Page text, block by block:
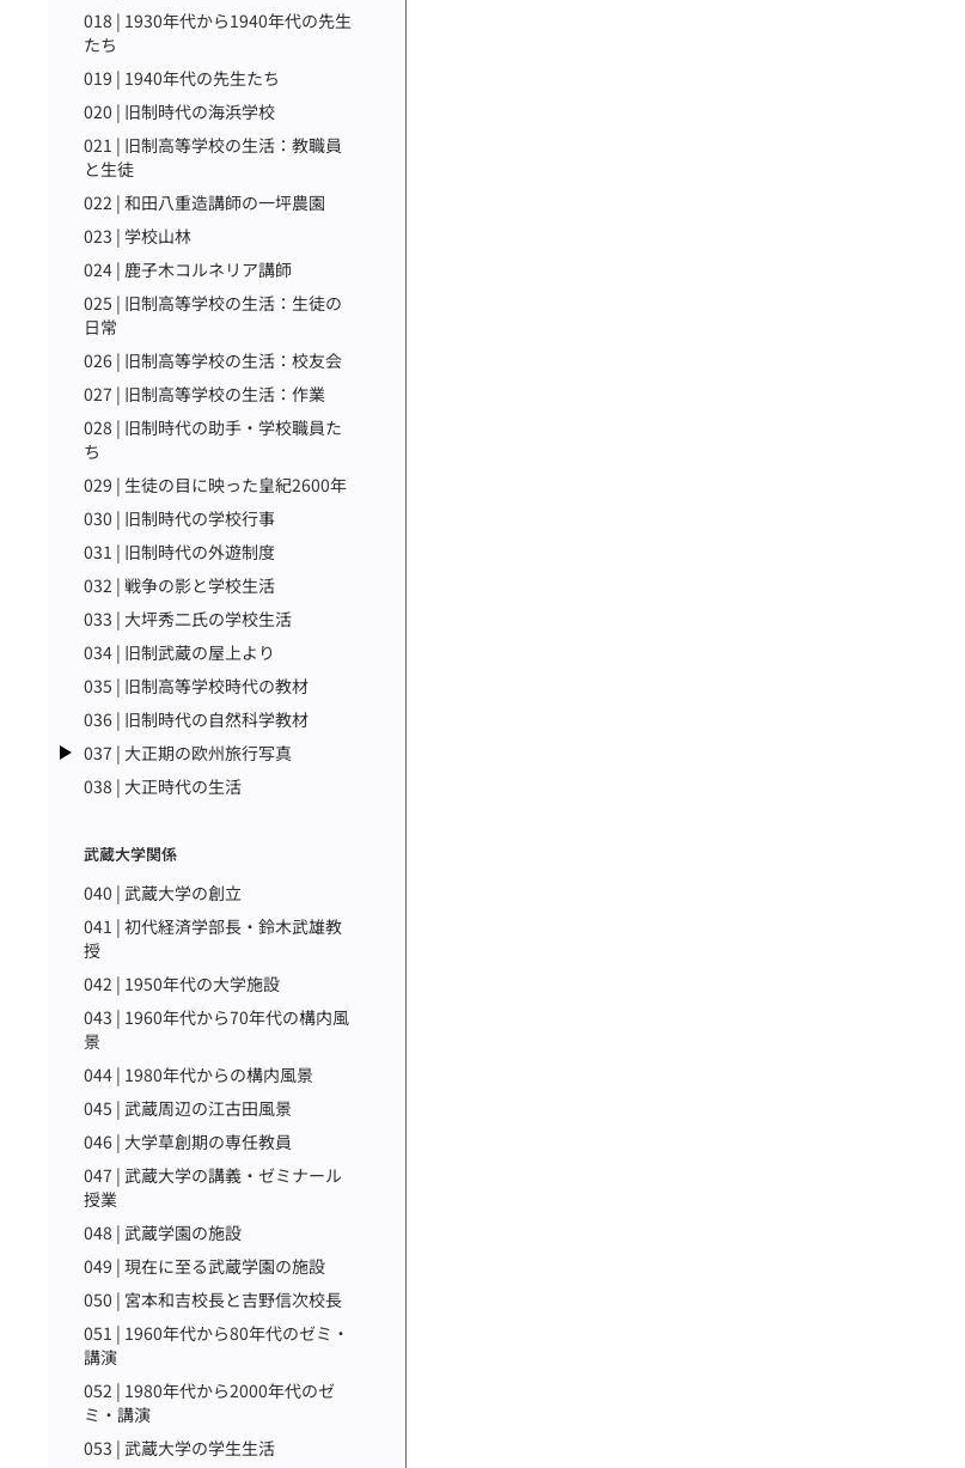
018 | 1930年代から1940年代の先生
たち
019 | 1940年代の先生たち
020 | 旧制時代の海浜学校
021 | 旧制高等学校の生活：教職員
と生徒
022 | 和田八重造講師の一坪農園
023 | 学校山林
024 | 鹿子木コルネリア講師
025 | 旧制高等学校の生活：生徒の
日常
026 | 旧制高等学校の生活：校友会
027 | 旧制高等学校の生活：作業
028 | 旧制時代の助手・学校職員た
ち
029 | 生徒の目に映った皇紀2600年
030 | 旧制時代の学校行事
031 | 旧制時代の外遊制度
032 | 戦争の影と学校生活
033 | 大坪秀二氏の学校生活
034 | 旧制武蔵の屋上より
035 | 旧制高等学校時代の教材
036 | 旧制時代の自然科学教材
037 | 大正期の欧州旅行写真
038 | 大正時代の生活
武蔵大学関係
040 | 武蔵大学の創立
041 | 初代経済学部長・鈴木武雄教
授
042 | 1950年代の大学施設
043 | 1960年代から70年代の構内風
景
044 | 1980年代からの構内風景
045 | 武蔵周辺の江古田風景
046 | 大学草創期の専任教員
047 | 武蔵大学の講義・ゼミナール
授業
048 | 武蔵学園の施設
049 | 現在に至る武蔵学園の施設
050 | 宮本和吉校長と吉野信次校長
051 | 1960年代から80年代のゼミ・
講演
052 | 1980年代から2000年代のゼ
ミ・講演
053 | 武蔵大学の学生生活